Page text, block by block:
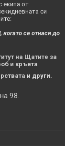
екипа от
си
се отнася до
на Щатите за
и кръвта
и други.
98.